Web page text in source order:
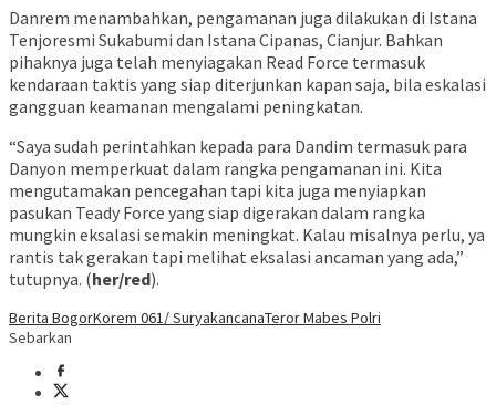
Danrem menambahkan, pengamanan juga dilakukan di Istana
Tenjoresmi Sukabumi dan Istana Cipanas, Cianjur. Bahkan
pihaknya juga telah menyiagakan Read Force termasuk
kendaraan taktis yang siap diterjunkan kapan saja, bila eskalasi
gangguan keamanan mengalami peningkatan.
“Saya sudah perintahkan kepada para Dandim termasuk para
Danyon memperkuat dalam rangka pengamanan ini. Kita
mengutamakan pencegahan tapi kita juga menyiapkan
pasukan Teady Force yang siap digerakan dalam rangka
mungkin eksalasi semakin meningkat. Kalau misalnya perlu, ya
rantis tak gerakan tapi melihat eksalasi ancaman yang ada,”
tutupnya. (her/red).
Berita BogorKorem 061/ SuryakancanaTeror Mabes Polri
Sebarkan